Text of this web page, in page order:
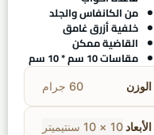
من الكانفاس والجلد
خلفية أزرق غامق
القاضية ممكن
مقاسات 10 سم * 10 سم
الوزن 60 جرام
الأبعاد10 × 10 سنتيميتر